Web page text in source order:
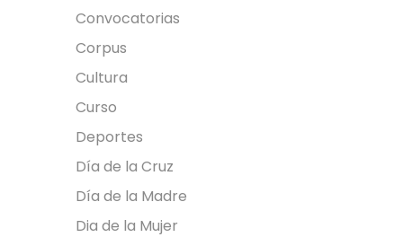
Convocatorias
Corpus
Cultura
Curso
Deportes
Día de la Cruz
Día de la Madre
Dia de la Mujer